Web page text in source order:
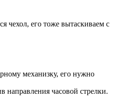
чехол, его тоже вытаскиваем с
механизку, его нужно
направления часовой стрелки.